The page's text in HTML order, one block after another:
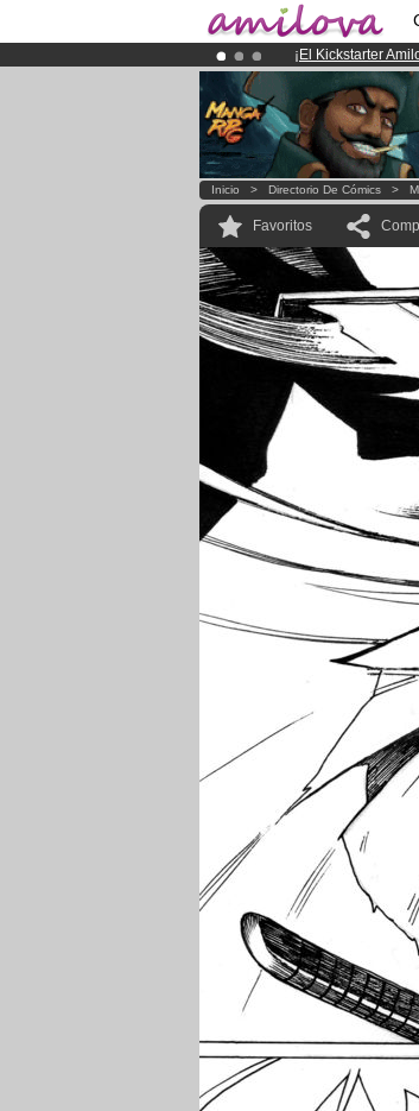
¡ El Kickstarter
¡Conviertete en
¡Ya tenemos
Inicio > Directorio De Cómics >
Favoritos